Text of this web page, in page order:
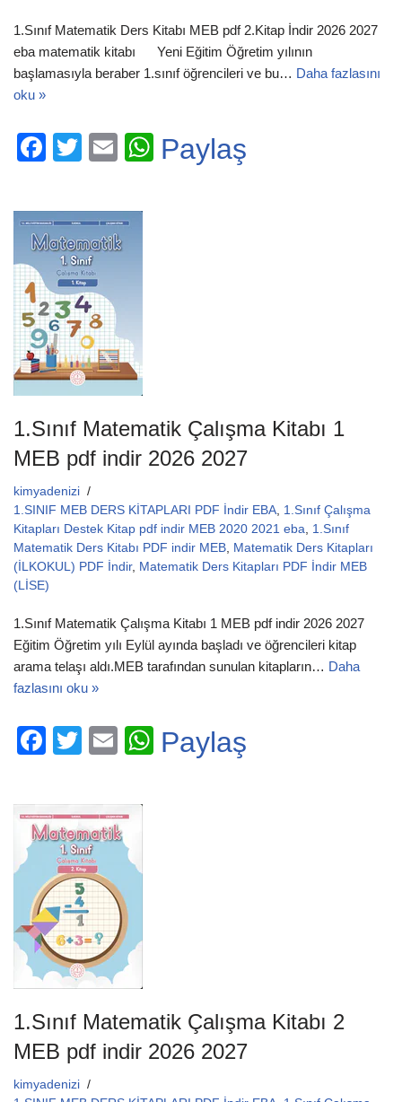
1.Sınıf Matematik Ders Kitabı MEB pdf 2.Kitap İndir 2026 2027
eba matematik kitabı Yeni Eğitim Öğretim yılının
başlamasıyla beraber 1.sınıf öğrencileri ve bu… Daha fazlasını
oku »
F
c
e
b
o
o
k
T
tt
er
E
ail
W
Paylaş
1.Sınıf Matematik Çalışma Kitabı 1
MEB pdf indir 2026 2027
kimyadenizi
1.SINIF MEB DERS KİTAPLARI PDF İndir EBA 1.Sınıf Çalışma
Kitapları Destek Kitap pdf indir MEB 2020 2021 eba
1.Sınıf
Matematik Ders Kitabı PDF indir MEB
Matematik Ders Kitapları
(İLKOKUL) PDF İndir, Matematik Ders Kitapları PDF İndir MEB
(LİSE)
1.Sınıf Matematik Çalışma Kitabı 1 MEB pdf indir 2026 2027
Eğitim Öğretim yılı Eylül ayında başladı ve öğrencileri kitap
arama telaşı aldı.MEB tarafından sunulan kitapların… Daha
fazlasını oku »
F
c
e
b
o
o
k
T
tt
er
E
ail
W
Paylaş
1.Sınıf Matematik Çalışma Kitabı 2
MEB pdf indir 2026 2027
kimyadenizi